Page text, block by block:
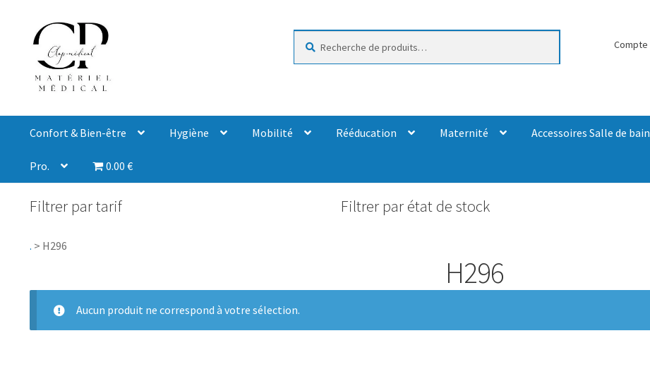
Compte
Confort & Bien-être Hygiène Mobilité Rééducation Maternité Accessoires Salle de bain
Pro. 0.00 €
Filtrer par tarif Filtrer par état de stock
. > H296
H296
Aucun produit ne correspond à votre sélection.